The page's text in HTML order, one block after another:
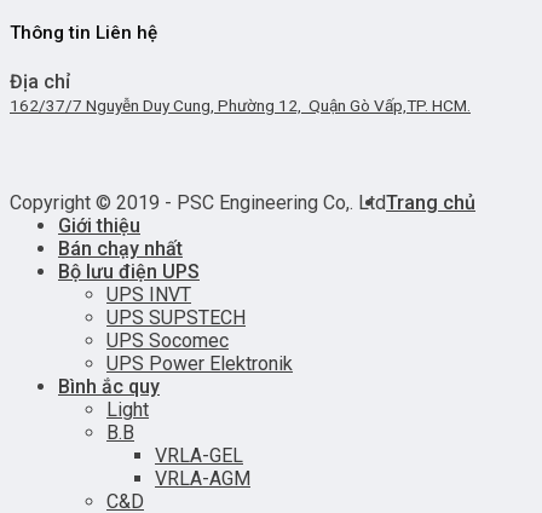
Thông tin Liên hệ
Địa chỉ
162/37/7 Nguyễn Duy Cung, Phường 12, Quận Gò Vấp,TP. HCM.
Copyright © 2019 - PSC Engineering Co,. LtdTrang chủ
Giới thiệu
Bán chạy nhất
Bộ lưu điện UPS
UPS INVT
UPS SUPSTECH
UPS Socomec
UPS Power Elektronik
Bình ắc quy
Light
B.B
VRLA-GEL
VRLA-AGM
C&D